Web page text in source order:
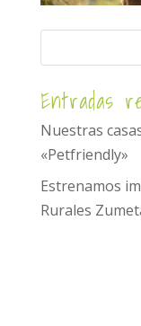
Entradas
Nuestras
«Petfriendly»
Estrenamos
Rurales